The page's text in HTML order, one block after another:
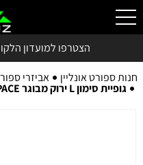
הצטרפו למועדון
חנות ספורט אונליין אביזרי
גופיית סימון L ירוק מבוגר ADULT PACE